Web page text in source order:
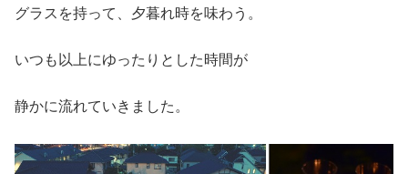
グラスを持って、夕暮れ時を味わう。
いつも以上にゆったりとした時間が
静かに流れていきました。